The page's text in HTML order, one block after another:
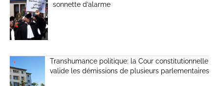
sonnette d’alarme
Transhumance politique: la Cour constitutionnelle
valide les démissions de plusieurs parlementaires